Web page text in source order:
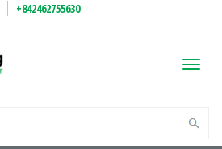
+842462755630